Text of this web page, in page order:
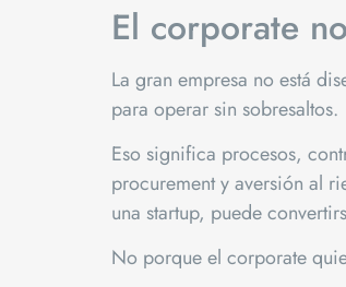
El corporate
La gran empresa no está
para operar sin sobresaltos.
Eso significa procesos,
procurement y aversión al
una startup, puede
No porque el corporate